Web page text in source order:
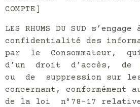
COMPTE]
LES RHUMS DU SUD
confidentialité des
par le Consommateur,
d’un droit d’accès, de
ou de suppression sur
concernant, conformément
de la loi n°78-17